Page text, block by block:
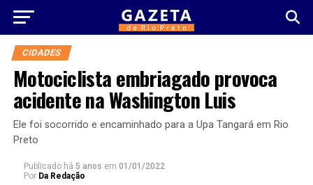
CIDADES
Motociclista embriagado provoca
acidente na Washington Luis
Ele foi socorrido e encaminhado para a Upa Tangará em Rio
Preto
Publicado há 5 anos em 01/01/2022
Por Da Redação